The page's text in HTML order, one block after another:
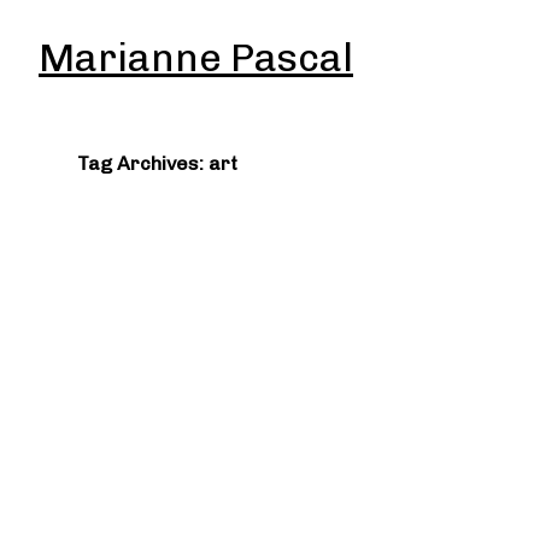
Marianne Pascal
Tag Archives: art